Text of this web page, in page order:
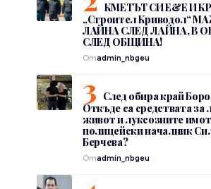
КМЕТЪТ СИ Е&Е И
„Строител Криводол“
ЛАЙНА СЛЕД ЛАЙНА, В
СЛЕД ОБЩИНА!
Отadmin_nbgeu
След обира край
Откъде са средствата за
живот и луксозните
полицейски началник
Берчева?
Отadmin_nbgeu